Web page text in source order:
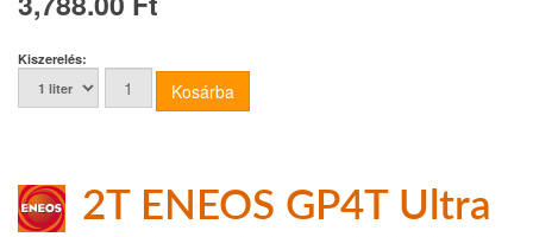
Kiszerelés:
2T ENEOS GP4T Ultra